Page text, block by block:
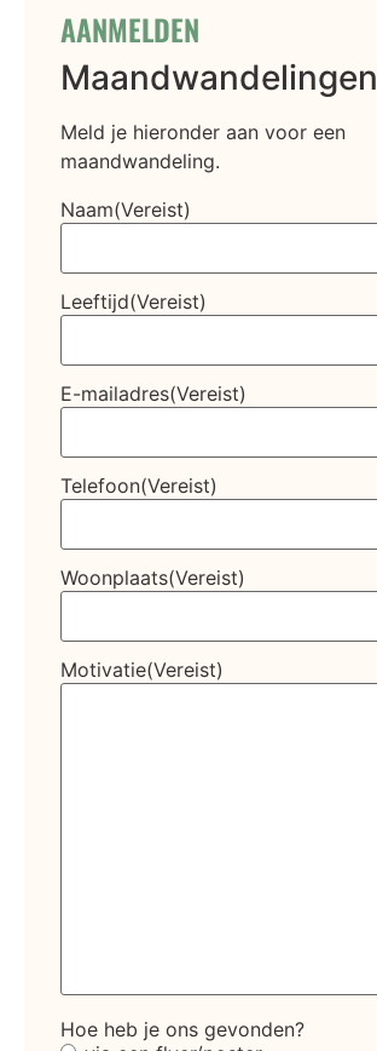
AANMELDEN
Maandwandelingen
Meld je hieronder aan voor een
maandwandeling.
Naam(Vereist)
Leeftijd(Vereist)
E-mailadres(Vereist)
Telefoon(Vereist)
Woonplaats(Vereist)
Motivatie(Vereist)
Hoe heb je ons gevonden?